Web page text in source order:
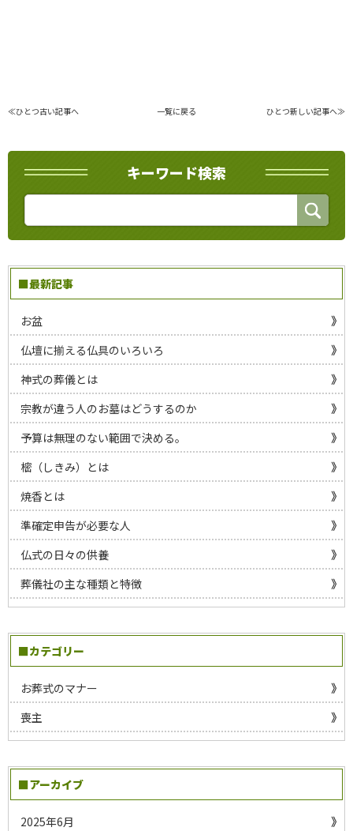
≪ひとつ古い記事へ 一覧に戻る ひとつ新しい記事へ≫
キーワード検索
■最新記事
お盆
仏壇に揃える仏具のいろいろ
神式の葬儀とは
宗教が違う人のお墓はどうするのか
予算は無理のない範囲で決める。
樒（しきみ）とは
焼香とは
準確定申告が必要な人
仏式の日々の供養
葬儀社の主な種類と特徴
■カテゴリー
お葬式のマナー
喪主
■アーカイブ
2025年6月